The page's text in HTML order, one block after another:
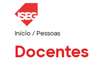
Início/ Pessoas
Docentes